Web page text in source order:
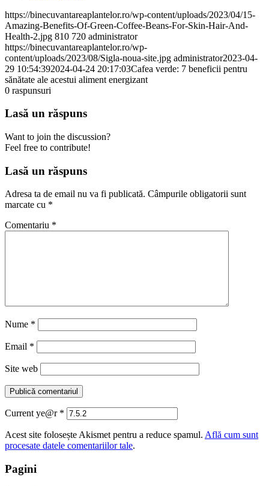
https://binecuvantareaplantelor.ro/wp-content/uploads/2023/04/15-
Amazing-Benefits-Of-Green-Coffee-Beans-For-Skin-Hair-And-
Health-2.jpg 810 720 administrator
https://binecuvantareaplantelor.ro/wp-
content/uploads/2023/08/Sigla-noua-site.jpg administrator2023-04-
29 10:54:392024-04-24 20:17:03Cafea verde: 7 beneficii pentru
sănătate ale acestui aliment energizant
0 raspunsuri
Lasă un răspuns
Want to join the discussion?
Feel free to contribute!
Lasă un răspuns
Adresa ta de email nu va fi publicată. Câmpurile obligatorii sunt
marcate cu *
Comentariu *
Nume *
Email *
Site web
Current ye@r *
Acest site folosește Akismet pentru a reduce spamul. Află cum sunt
procesate datele comentariilor tale.
Pagini